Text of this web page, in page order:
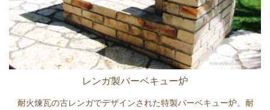
レンガ製バーベキュー炉
耐火煉瓦の古レンガでデザインされた特製バーベキュー炉。 耐